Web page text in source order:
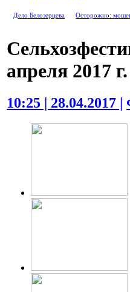
Дело Белозерцева Осторожно:
апреля 2017 г.
10:25 | 28.04.2017 |